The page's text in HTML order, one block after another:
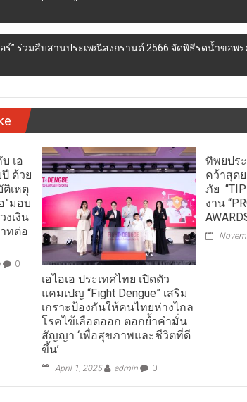
อร์” ร่วมสืบสานประเพณีสงกรานต์ 2566 จัดพิธีรดน้ำขอพ
เอ
ด้วย
เหตุ
”มอบ
เงิน
ทต่อ
0
เอไอเอ ประเทศไทย เปิดตัว
แคมเปญ “Fight Dengue” เสริม
เกราะป้องกันให้คนไทยห่างไกล
โรคไข้เลือดออก ตอกย้ำคำมั่น
สัญญา ‘เพื่อสุขภาพและชีวิตที่ดี
ขึ้น’
April 1, 2025 admin 0
ทิพยปร
คว้าสุด
ภัย “TIP
งาน